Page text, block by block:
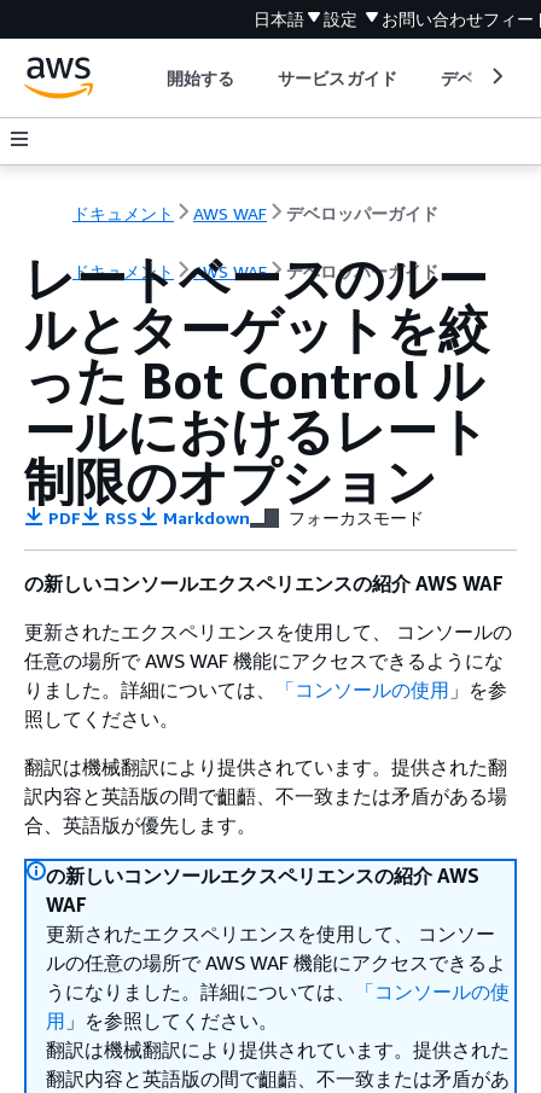
日本語 設定 お問い合わせフィー
開始する サービスガイド デベロッパ
ドキュメント AWS WAF デベロッパーガイド
ドキュメント AWS WAF デベロッパーガイド
レートベースのルー
ルとターゲットを絞
った Bot Control ル
ールにおけるレート
制限のオプション
PDF RSS Markdown フォーカスモード
の新しいコンソールエクスペリエンスの紹介 AWS WAF
更新されたエクスペリエンスを使用して、 コンソールの
任意の場所で AWS WAF 機能にアクセスできるようにな
りました。詳細については、
「コンソールの使用 」を参
照してください。
翻訳は機械翻訳により提供されています。提供された翻
訳内容と英語版の間で齟齬、不一致または矛盾がある場
合、英語版が優先します。
の新しいコンソールエクスペリエンスの紹介 AWS
WAF
更新されたエクスペリエンスを使用して、 コンソー
ルの任意の場所で AWS WAF 機能にアクセスできるよ
うになりました。詳細については、
「コンソールの使
用 」を参照してください。
翻訳は機械翻訳により提供されています。提供された
翻訳内容と英語版の間で齟齬、不一致または矛盾があ